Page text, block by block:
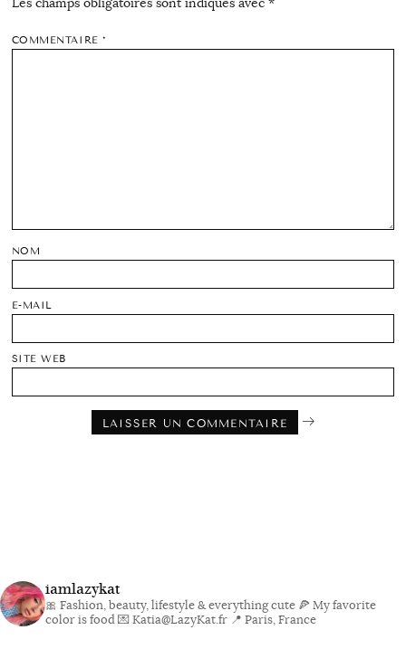
COMMENTAIRE*
NOM
E-MAIL
SITE WEB
iamlazykat
🎀 Fashion, beauty, lifestyle & everything cute 🍕 My favorite
color is food💌 Katia@LazyKat.fr 📍 Paris, France